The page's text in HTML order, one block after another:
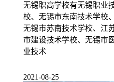
无锡职高学校有无锡职业
校、无锡市东南技术学校
无锡市苏南技术学校、江
市建设技术学校、无锡市
业技术
2021-08-25